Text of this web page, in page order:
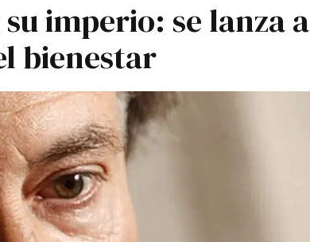
imperio: se lanza a
bienestar